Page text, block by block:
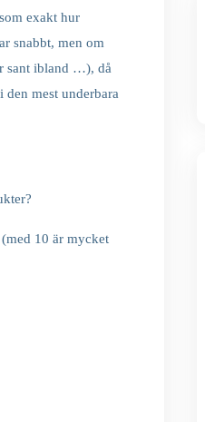
exakt hur
snabbt, men om
sant ibland …), då
mest underbara
10 är mycket